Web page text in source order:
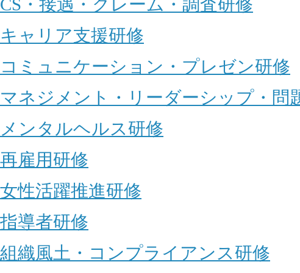
CS・接遇・クレーム・調査研修
キャリア支援研修
コミュニケーション・プレゼン研修
マネジメント・リーダーシップ・問
メンタルヘルス研修
再雇用研修
女性活躍推進研修
指導者研修
組織風土・コンプライアンス研修